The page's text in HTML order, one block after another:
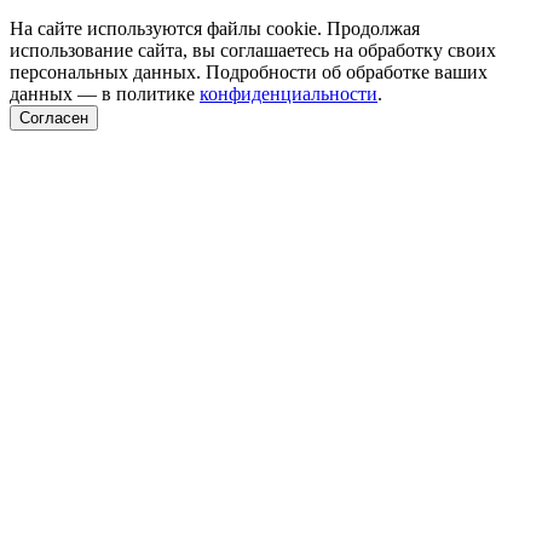
На сайте используются файлы cookie. Продолжая
использование сайта, вы соглашаетесь на обработку своих
персональных данных. Подробности об обработке ваших
данных — в политике конфиденциальности.
Согласен